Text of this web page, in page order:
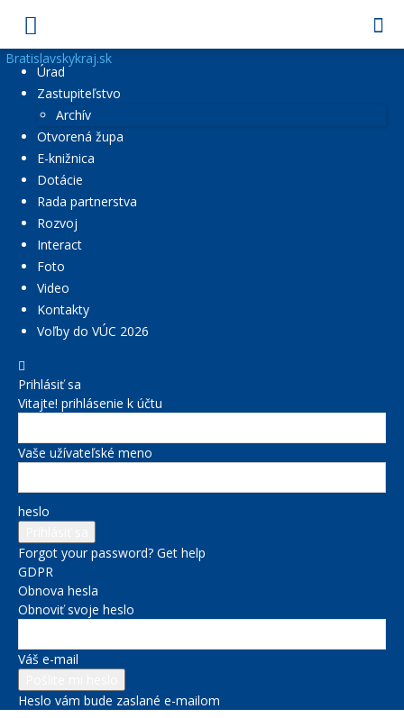
Bratislavskykraj.sk
Úrad
Zastupiteľstvo
Archív
Otvorená župa
E-knižnica
Dotácie
Rada partnerstva
Rozvoj
Interact
Foto
Video
Kontakty
Voľby do VÚC 2026
Prihlásiť sa
Vitajte! prihlásenie k účtu
Vaše užívateľské meno
heslo
Forgot your password? Get help
GDPR
Obnova hesla
Obnoviť svoje heslo
Váš e-mail
Heslo vám bude zaslané e-mailom